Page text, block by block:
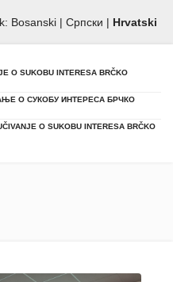
Bosanski| Српски | Hrvatski
O SUKOBU INTERESA BRČKO
О СУКОБУ ИНТЕРЕСА БРЧКО
O SUKOBU INTERESA BRČKO